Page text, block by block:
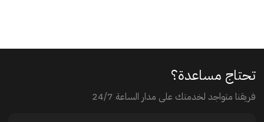
تحتاج مساعدة؟
فريقنا متواجد لخدمتك على مدار الساعة 24/7